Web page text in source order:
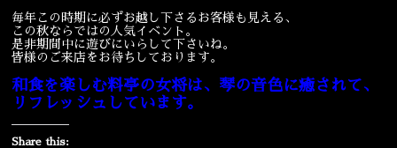
毎年この時期に必ずお越し下さるお客様も見える、
この秋ならではの人気イベント。
是非期間中に遊びにいらして下さいね。
皆様のご来店をお待ちしております。
和食を楽しむ料亭の女将は、琴の音色に癒されて、
リフレッシュしています。
Share this: